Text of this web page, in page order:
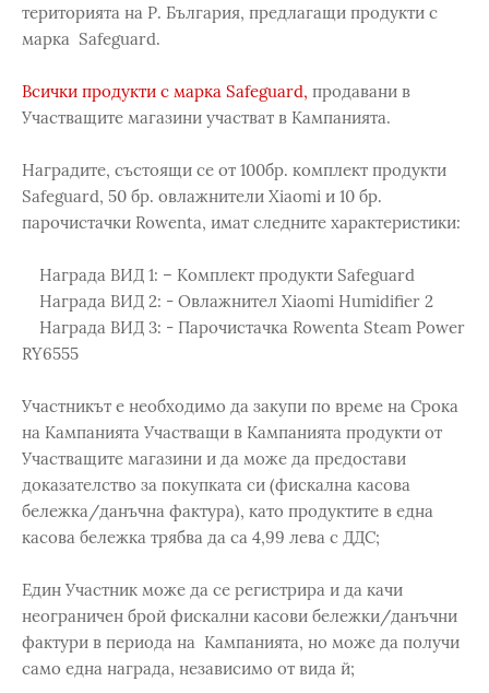
територията на Р. България, предлагащи продукти с
марка Safeguard.
Всички продукти с марка Safeguard, продавани в
Участващите магазини участват в Кампанията.
Наградите, състоящи се от 100бр. комплект продукти
Safeguard, 50 бр. овлажнители Xiaomi и 10 бр.
парочистачки Rowenta, имат следните характеристики:
Награда ВИД 1: – Комплект продукти Safeguard
Награда ВИД 2: - Овлажнител Xiaomi Humidifier 2
Награда ВИД 3: - Парочистачка Rowenta Steam Power
RY6555
Участникът е необходимо да закупи по време на Срока
на Кампанията Участващи в Кампанията продукти от
Участващите магазини и да може да предостави
доказателство за покупката си (фискална касова
бележка/данъчна фактура), като продуктите в една
касова бележка трябва да са 4,99 лева с ДДС;
Един Участник може да се регистрира и да качи
неограничен брой фискални касови бележки/данъчни
фактури в периода на Кампанията, но може да получи
само една награда, независимо от вида й;